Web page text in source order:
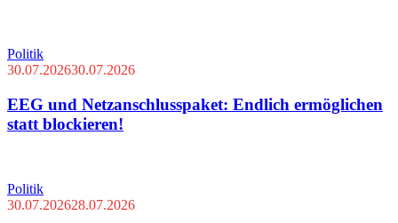
Politik
30.07.202630.07.2026
EEG und Netzanschlusspaket: Endlich ermöglichen
statt blockieren!
Politik
30.07.202628.07.2026